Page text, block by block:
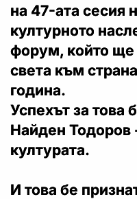
на 47-ата сесия
културното
форум, който ще
света към
година.
Успехът за това
Найден Тодоров
културата.
И това бе